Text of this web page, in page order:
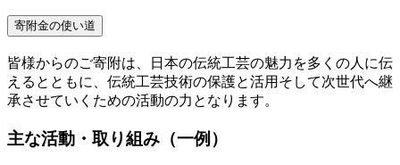
寄附金の使い道
皆様からのご寄附は、日本の伝統工芸の魅力を多くの人に伝
えるとともに、伝統工芸技術の保護と活用そして次世代へ継
承させていくための活動の力となります。
主な活動・取り組み（一例）